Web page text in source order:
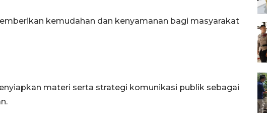
kemudahan dan kenyamanan bagi masyarakat
materi serta strategi komunikasi publik sebagai